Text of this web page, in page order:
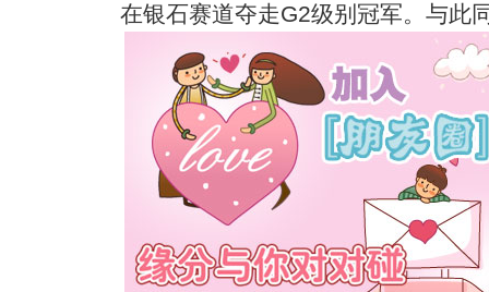
在银石赛道夺走G2级别冠军。 与此